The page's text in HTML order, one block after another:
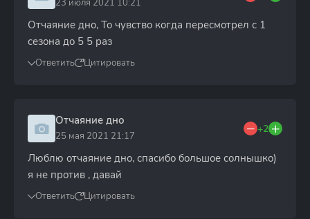
23 июля 2021 10:21
Отчаяние дно, То чувство когда пересмотрел с 1
сезона до 5 5 раз
Ответить Цитировать
Отчаяние дно
25 мая 2021 21:17
+2
Люблю отчаяние дно, спасибо большое солнышко)
я не против , давай
Ответить Цитировать